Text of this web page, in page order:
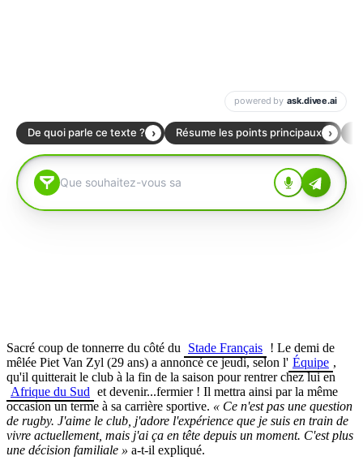
Sacré coup de tonnerre du côté du Stade Français ! Le demi de
mêlée Piet Van Zyl (29 ans) a annoncé ce jeudi, selon l' Équipe ,
qu'il quitterait le club à la fin de la saison pour rentrer chez lui en
Afrique du Sud et devenir...fermier ! Il mettra ainsi par la même
occasion un terme à sa carrière sportive. « Ce n'est pas une question
de rugby. J'aime le club, j'adore l'expérience que je suis en train de
vivre actuellement, mais j'ai ça en tête depuis un moment. C'est plus
une décision familiale » a-t-il expliqué.